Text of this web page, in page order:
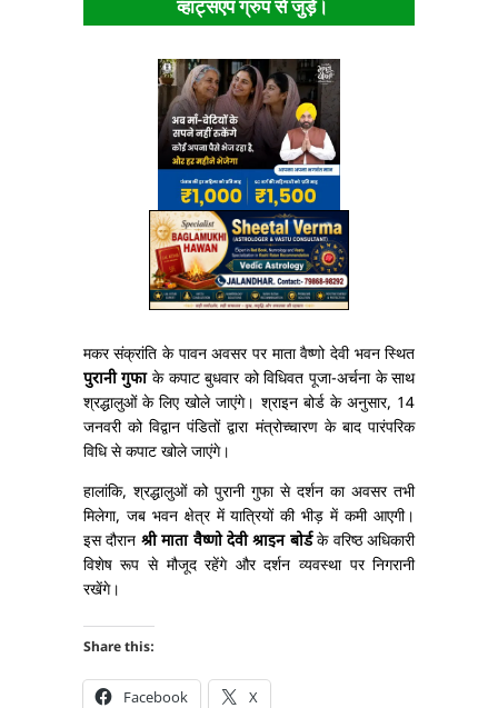
व्हाट्सएप ग्रुप से जुड़ें।
मकर संक्रांति के पावन अवसर पर माता वैष्णो देवी भवन स्थित
पुरानी गुफाके कपाट बुधवार को विधिवत पूजा-अर्चना के साथ
श्रद्धालुओं के लिए खोले जाएंगे। श्राइन बोर्ड के अनुसार, 14
जनवरी को विद्वान पंडितों द्वारा मंत्रोच्चारण के बाद पारंपरिक
विधि से कपाट खोले जाएंगे।
हालांकि, श्रद्धालुओं को पुरानी गुफा से दर्शन का अवसर तभी
मिलेगा, जब भवन क्षेत्र में यात्रियों की भीड़ में कमी आएगी।
इस दौरान श्री माता वैष्णो देवी श्राइन बोर्डके वरिष्ठ अधिकारी
विशेष रूप से मौजूद रहेंगे और दर्शन व्यवस्था पर निगरानी
रखेंगे।
Share this:
Facebook X